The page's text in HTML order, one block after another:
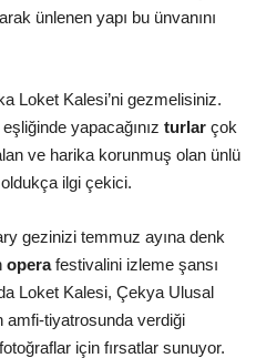
ünlenen yapı bu ünvanını
Loket Kalesi’ni gezmelisiniz.
eşliğinde yapacağınız turlar çok
ve harika korunmuş olan ünlü
ilgi çekici.
gezinizi temmuz ayına denk
operafestivalini izleme şansı
Loket Kalesi, Çekya Ulusal
amfi-tiyatrosunda verdiği
için fırsatlar sunuyor.